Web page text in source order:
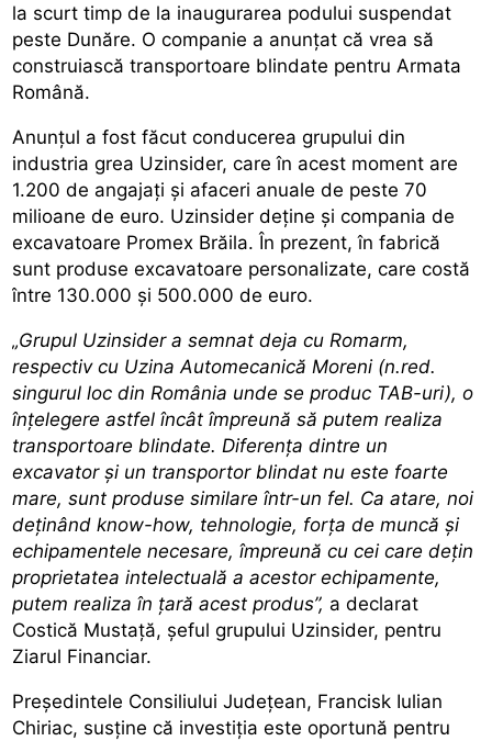
la scurt timp de la inaugurarea podului suspendat
peste Dunăre. O companie a anunțat că vrea să
construiască transportoare blindate pentru Armata
Română.
Anunțul a fost făcut conducerea grupului din
industria grea Uzinsider, care în acest moment are
1.200 de angajaţi şi afaceri anuale de peste 70
milioane de euro. Uzinsider deține și compania de
excavatoare Promex Brăila. În prezent, în fabrică
sunt produse excavatoare personalizate, care costă
între 130.000 şi 500.000 de euro.
„Grupul Uzinsider a semnat deja cu Romarm,
respectiv cu Uzina Automecanică Moreni (n.red.
singurul loc din România unde se produc TAB-uri), o
înţelegere astfel încât împreună să putem realiza
transportoare blindate. Diferenţa dintre un
excavator şi un transportor blindat nu este foarte
mare, sunt produse similare într-un fel. Ca atare, noi
deţinând know-how, tehnologie, forţa de muncă şi
echipamentele necesare, împreună cu cei care deţin
proprietatea intelectuală a acestor echipamente,
putem realiza în ţară acest produs”, a declarat
Costică Mustață, șeful grupului Uzinsider, pentru
Ziarul Financiar.
Președintele Consiliului Județean, Francisk Iulian
Chiriac, susține că investiția este oportună pentru